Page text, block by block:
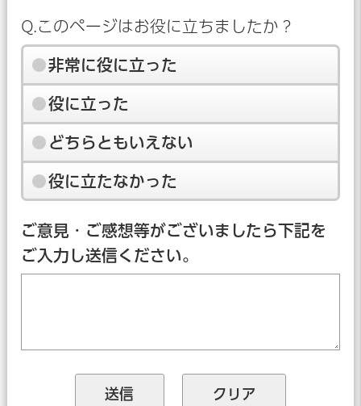
Q.このページはお役に立ちましたか？
非常に役に立った
役に立った
どちらともいえない
役に立たなかった
ご意見・ご感想等がございましたら下記を
ご入力し送信ください。